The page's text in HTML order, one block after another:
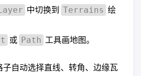
中切换到 Terrains 绘
或 Path 工具画地图。
自动选择直线、转角、边缘瓦